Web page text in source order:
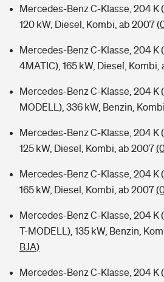
Mercedes-Benz C-Klasse, 204 K
120 kW, Diesel, Kombi, ab 2007
Mercedes-Benz C-Klasse, 204 K
4MATIC), 165 kW, Diesel, Kombi,
Mercedes-Benz C-Klasse, 204 K
MODELL), 336 kW, Benzin,
Mercedes-Benz C-Klasse, 204 K
125 kW, Diesel, Kombi, ab 2007
Mercedes-Benz C-Klasse, 204 K
165 kW, Diesel, Kombi, ab 2007
Mercedes-Benz C-Klasse, 204 K
T-MODELL), 135 kW, Benzin,
BJA)
Mercedes-Benz C-Klasse, 204 K